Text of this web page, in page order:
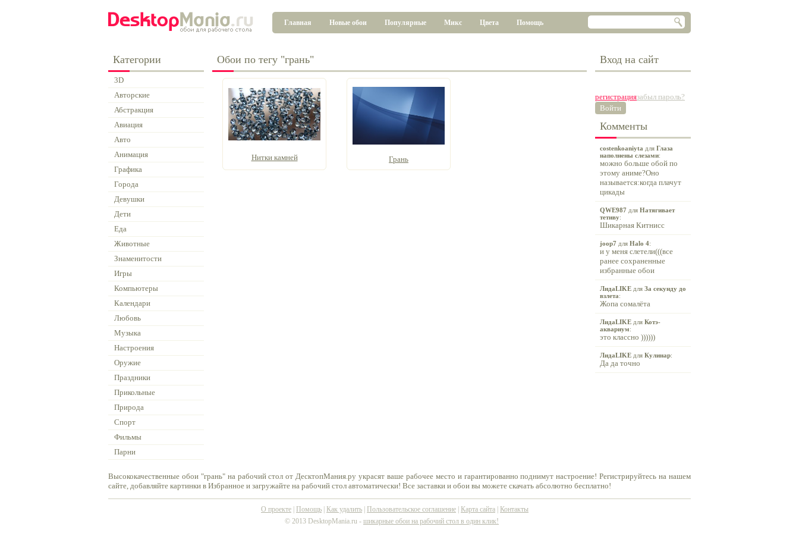
Главная Новые обои Популярные Микс Цвета Помощь
Категории
3D
Авторские
Абстракция
Авиация
Авто
Анимация
Графика
Города
Девушки
Дети
Еда
Животные
Знаменитости
Игры
Компьютеры
Календари
Любовь
Музыка
Настроения
Оружие
Праздники
Прикольные
Природа
Спорт
Фильмы
Парни
Обои по тегу "грань"
Нитки камней Грань
Вход на сайт
регистрациязабыл пароль?
Войти
Комменты
costenkoaniyta для Глаза
наполнены слезами:
можно больше обой по
этому аниме?Оно
называется:когда плачут
цикады
QWE987 для Натягивает
тетиву:
Шикарная Китнисс
joop7 для Halo 4:
и у меня слетели(((все
ранее сохраненные
избранные обои
ЛидаLIKE для За секунду до
взлета:
Жопа сомалёта
ЛидаLIKE для Котэ-
аквариум:
это классно ))))))
ЛидаLIKE для Кулинар:
Да да точно
Высококачественные обои "грань" на рабочий стол от ДесктопМания.ру украсят ваше рабочее место и гарантированно поднимут настроение! Регистрируйтесь на нашем
сайте, добавляйте картинки в Избранное и загружайте на рабочий стол автоматически! Все заставки и обои вы можете скачать абсолютно бесплатно!
О проекте Помощь Как удалить Пользовательское соглашение Карта сайта
Контакты
© 2013 DesktopMania.ru - шикарные обои на рабочий стол в один клик!